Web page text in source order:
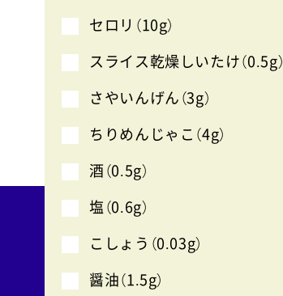
セロリ（10g）
スライス乾燥しいたけ（0.5g）
さやいんげん（3g）
ちりめんじゃこ（4g）
酒（0.5g）
塩（0.6g）
こしょう（0.03g）
醤油（1.5g）